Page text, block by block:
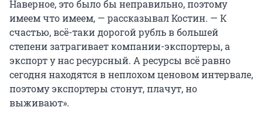
Наверное, это было бы неправильно, поэтому
имеем что имеем, — рассказывал Костин. — К
счастью, всё-таки дорогой рубль в большей
степени затрагивает компании-экспортеры, а
экспорт у нас ресурсный. А ресурсы всё равно
сегодня находятся в неплохом ценовом интервале,
поэтому экспортеры стонут, плачут, но
выживают».